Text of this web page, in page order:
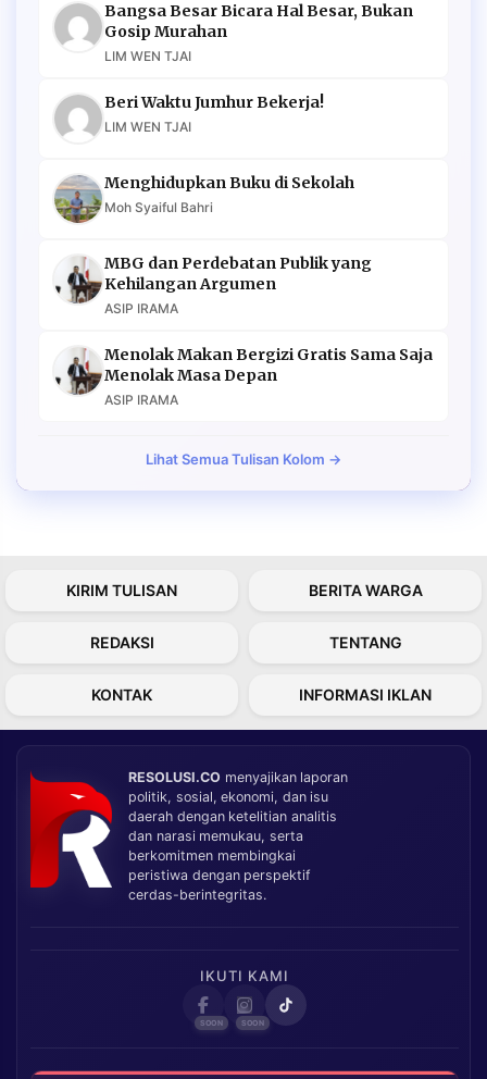
Bangsa Besar Bicara Hal Besar, Bukan
Gosip Murahan
LIM WEN TJAI
Beri Waktu Jumhur Bekerja!
LIM WEN TJAI
Menghidupkan Buku di Sekolah
Moh Syaiful Bahri
MBG dan Perdebatan Publik yang
Kehilangan Argumen
ASIP IRAMA
Menolak Makan Bergizi Gratis Sama Saja
Menolak Masa Depan
ASIP IRAMA
Lihat Semua Tulisan Kolom →
KIRIM TULISAN BERITA WARGA
REDAKSI TENTANG
KONTAK INFORMASI IKLAN
RESOLUSI.CO menyajikan laporan
politik, sosial, ekonomi, dan isu
daerah dengan ketelitian analitis
dan narasi memukau, serta
berkomitmen membingkai
peristiwa dengan perspektif
cerdas-berintegritas.
IKUTI KAMI